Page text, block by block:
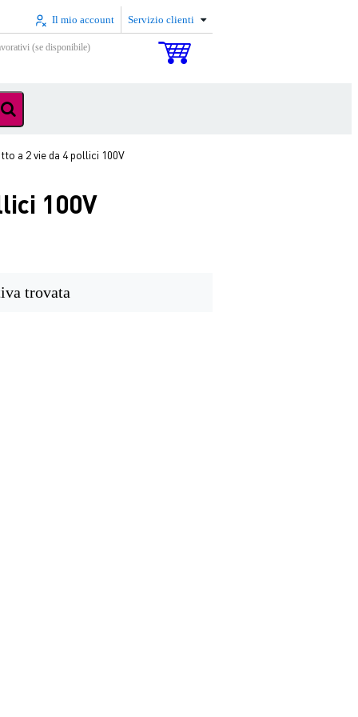
Il mio account Servizio clienti
(se disponibile)
a 2 vie da 4 pollici 100V
100V
trovata